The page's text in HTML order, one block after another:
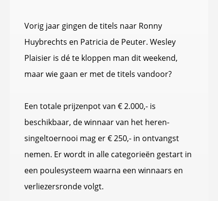
Vorig jaar gingen de titels naar Ronny
Huybrechts en Patricia de Peuter. Wesley
Plaisier is dé te kloppen man dit weekend,
maar wie gaan er met de titels vandoor?
Een totale prijzenpot van € 2.000,- is
beschikbaar, de winnaar van het heren-
singeltoernooi mag er € 250,- in ontvangst
nemen. Er wordt in alle categorieën gestart in
een poulesysteem waarna een winnaars en
verliezersronde volgt.